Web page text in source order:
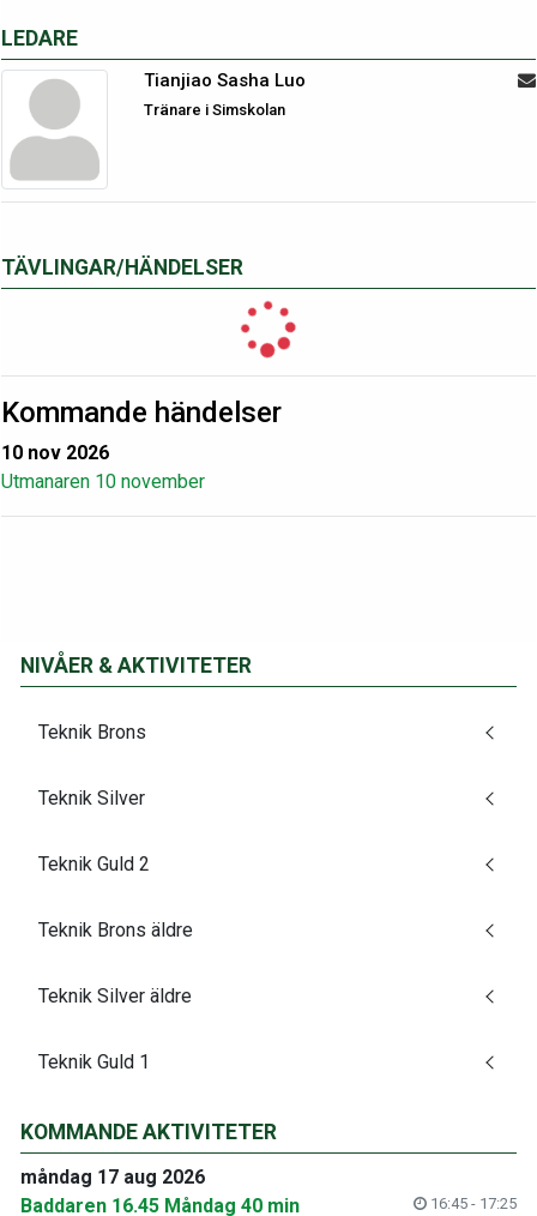
LEDARE
Tianjiao Sasha Luo
Tränare i Simskolan
TÄVLINGAR/HÄNDELSER
Kommande händelser
10 nov 2026
Utmanaren 10 november
NIVÅER & AKTIVITETER
Teknik Brons
Teknik Silver
Teknik Guld 2
Teknik Brons äldre
Teknik Silver äldre
Teknik Guld 1
KOMMANDE AKTIVITETER
måndag 17 aug 2026
Baddaren 16.45 Måndag 40 min
16:45 - 17:25